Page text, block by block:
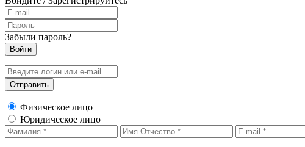
Забыли пароль?
Физическое лицо
Юридическое лицо